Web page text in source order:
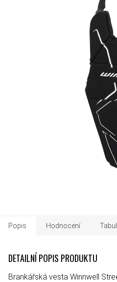
Popis Hodnocení
DETAILNÍ POPIS PRODUKTU
Brankářská vesta Winnwell